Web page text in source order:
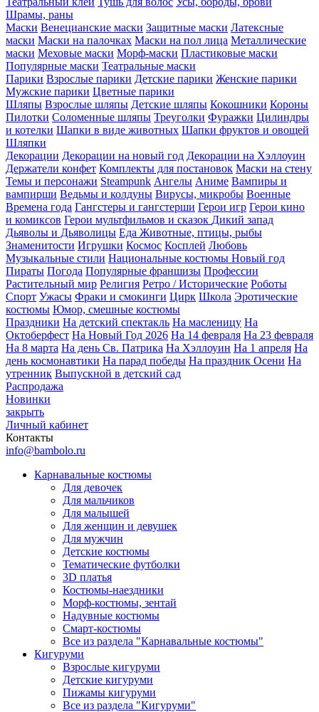
Шрамы, раны
Маски Венецианские маски Защитные маски Латексные
маски Маски на палочках Маски на пол лица Металлические
маски Меховые маски Морф-маски Пластиковые маски
Популярные маски Театральные маски
Парики Взрослые парики Детские парики Женские парики
Мужские парики Цветные парики
Шляпы Взрослые шляпы Детские шляпы Кокошники Короны
Пилотки Соломенные шляпы Треуголки Фуражки Цилиндры
и котелки Шапки в виде животных Шапки фруктов и овощей
Шляпки
Декорации Декорации на новый год Декорации на Хэллоуин
Держатели конфет Комплекты для постановок Маски на стену
Темы и персонажи Steampunk Ангелы Аниме Вампиры и
вампирши Ведьмы и колдуны Вирусы, микробы Военные
Времена года Гангстеры и гангстерши Герои игр Герои кино
и комиксов Герои мультфильмов и сказок Дикий запад
Дьяволы и Дьяволицы Еда Животные, птицы, рыбы
Знаменитости Игрушки Космос Косплей Любовь
Музыкальные стили Национальные костюмы Новый год
Пираты Погода Популярные франшизы Профессии
Растительный мир Религия Ретро / Исторические Роботы
Спорт Ужасы Фраки и смокинги Цирк Школа Эротические
костюмы Юмор, смешные костюмы
Праздники На детский спектакль На масленицу На
Октоберфест На Новый Год 2026 На 14 февраля На 23 февраля
На 8 марта На день Св. Патрика На Хэллоуин На 1 апреля На
день космонавтики На парад победы На праздник Осени На
утренник Выпускной в детский сад
Распродажа
Новинки
закрыть
Личный кабинет
Контакты
info@bambolo.ru
Карнавальные костюмы
Для девочек
Для мальчиков
Для малышей
Для женщин и девушек
Для мужчин
Детские костюмы
Тематические футболки
3D платья
Костюмы-наездники
Морф-костюмы, зентай
Надувные костюмы
Смарт-костюмы
Все из раздела "Карнавальные костюмы"
Кигуруми
Взрослые кигуруми
Детские кигуруми
Пижамы кигуруми
Все из раздела "Кигуруми"